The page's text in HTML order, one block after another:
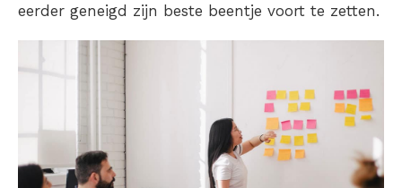
eerder geneigd zijn beste beentje voort te zetten.